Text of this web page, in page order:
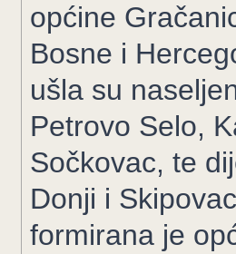
općine
Bosne i
ušla su
Petrovo Selo,
Sočkovac, te
Donji i
formirana je